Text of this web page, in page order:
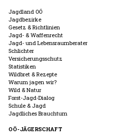
Jagdland OÖ
Jagdbezirke
Gesetz & Richtlinien
Jagd- & Waffenrecht
Jagd- und Lebensraumberater
Schlichter
Versicherungsschutz
Statistiken
Wildbret & Rezepte
Warum jagen wir?
Wild & Natur
Forst-Jagd-Dialog
Schule & Jagd
Jagdliches Brauchtum
OÖ-JÄGERSCHAFT